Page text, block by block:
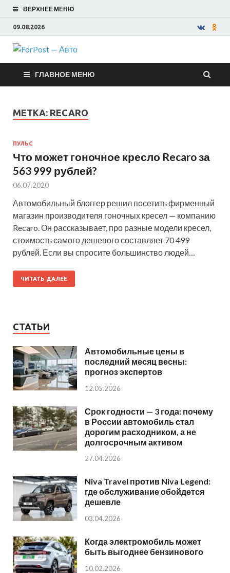
ВЕРХНЕЕ МЕНЮ
09.08.2026
ForPost —
Авто
ГЛАВНОЕ МЕНЮ
МЕТКА: RECARO
ПУЛЬС
Что может гоночное кресло Recaro за
563 999 рублей?
06.07.2020
Автомобильный блоггер решил посетить фирменный
магазин производителя гоночных кресел — компанию
Recaro. Он рассказывает, про разные модели кресел,
стоимость самого дешевого составляет 70 499
рублей. Если вы спросите большинство людей…
ЧИТАТЬ ДАЛЕЕ
СТАТЬИ
Автомобильные цены в
последний месяц весны:
прогноз экспертов
12.05.2026
Срок годности — 3 года: почему
в России автомобиль стал
дорогим расходником, а не
долгосрочным активом
27.04.2026
Niva Travel против Niva Legend:
где обслуживание обойдется
дешевле
03.04.2026
Когда электромобиль может
быть выгоднее бензинового
10.02.2026